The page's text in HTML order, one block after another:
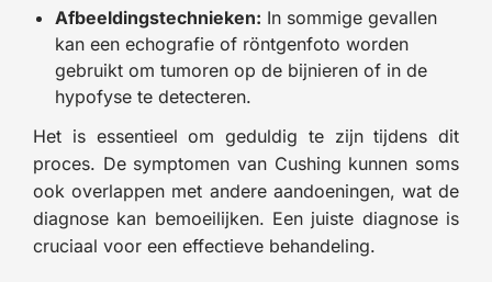
Afbeeldingstechnieken: In sommige gevallen
kan een echografie of röntgenfoto worden
gebruikt om tumoren op de bijnieren of in de
hypofyse te detecteren.
Het is essentieel om geduldig te zijn tijdens dit
proces. De symptomen van Cushing kunnen soms
ook overlappen met andere aandoeningen, wat de
diagnose kan bemoeilijken. Een juiste diagnose is
cruciaal voor een effectieve behandeling.